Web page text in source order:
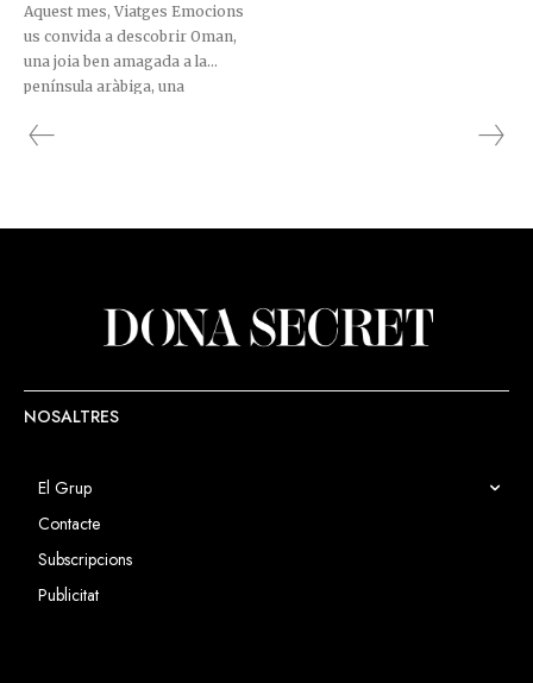
Aquest mes, Viatges Emocions
us convida a descobrir Oman,
una joia ben amagada a la
península aràbiga, una
per a aquells que busquen una
vacances? Aquí ho expliquem.
NOSALTRES
El Grup
Contacte
Subscripcions
Publicitat